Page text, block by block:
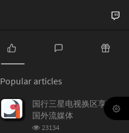
P
p
u
l
a
t
e
s
t
d
m
Popular articles
国行三星电视换区享受
国外流媒体
浏
23134